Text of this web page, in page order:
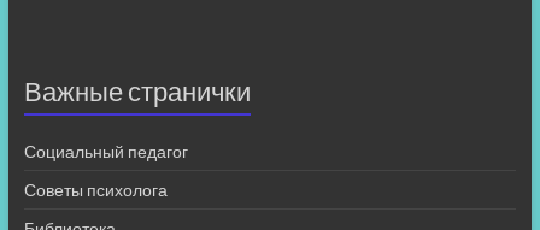
Важные странички
Социальный педагог
Советы психолога